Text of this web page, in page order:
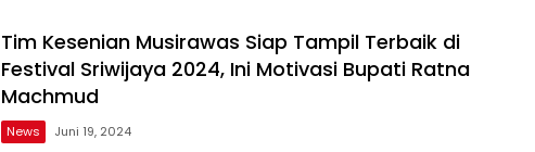
Tim Kesenian Musirawas Siap Tampil Terbaik di
Festival Sriwijaya 2024, Ini Motivasi Bupati Ratna
Machmud
News Juni 19, 2024